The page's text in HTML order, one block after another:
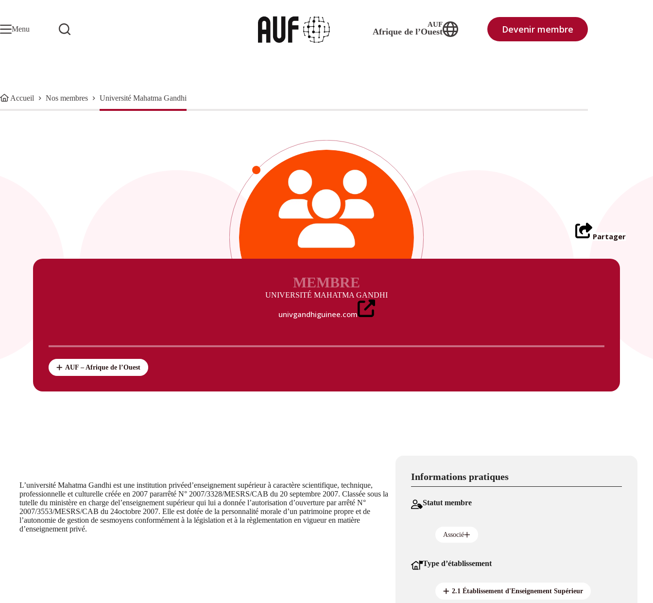
Menu
AUF
Afrique de l’Ouest Devenir membre
Accueil Nos membres Université Mahatma Gandhi
Partager
MEMBRE
UNIVERSITÉ MAHATMA GANDHI
univgandhiguinee.com
AUF – Afrique de l’Ouest
L’université Mahatma Gandhi est une institution privéed’enseignement supérieur à caractère scientifique, technique,
professionnelle et culturelle créée en 2007 pararrêté N° 2007/3328/MESRS/CAB du 20 septembre 2007. Classée sous la
tutelle du ministère en charge del’enseignement supérieur qui lui a donnée l’autorisation d’ouverture par arrêté N°
2007/3553/MESRS/CAB du 24octobre 2007. Elle est dotée de la personnalité morale d’un patrimoine propre et de
l’autonomie de gestion de sesmoyens conformément à la législation et à la règlementation en vigueur en matière
d’enseignement privé.
Informations pratiques
Statut membre
Associé
Type d’établissement
2.1 Établissement d'Enseignement Supérieur